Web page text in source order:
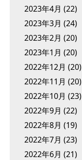
2023年4月 (22)
2023年3月 (24)
2023年2月 (20)
2023年1月 (20)
2022年12月 (20)
2022年11月 (20)
2022年10月 (23)
2022年9月 (22)
2022年8月 (19)
2022年7月 (23)
2022年6月 (21)